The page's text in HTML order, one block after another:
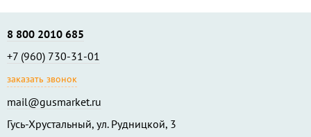
8 800 2010 685
+7 (960) 730-31-01
заказать звонок
mail@gusmarket.ru
Гусь-Хрустальный, ул. Рудницкой, 3